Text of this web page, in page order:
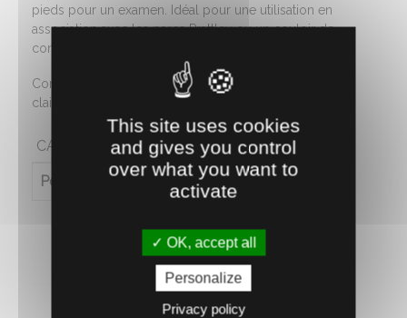
pieds pour un examen. Idéal pour une utilisation en
association avec les parcs Prattley ou un couloir de
contention des animaux.
Comprend : la pince de manipulation, un jeu de 2
claies pleines et la rampe de montée.
CARACTÉRISTIQUES
Poids (en kg) 90
This site uses cookies
and gives you control
over what you want to
activate
OK, accept all
Personalize
Privacy policy